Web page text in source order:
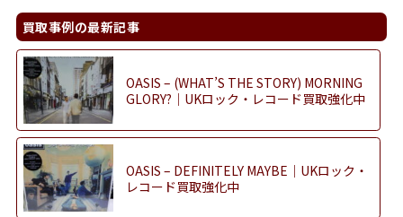
買取事例の最新記事
OASIS – (WHAT’S THE STORY) MORNING
GLORY?｜UKロック・レコード買取強化中
OASIS – DEFINITELY MAYBE｜UKロック・
レコード買取強化中